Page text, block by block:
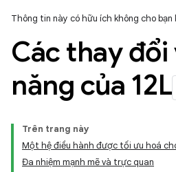
Thông tin này có hữu ích không cho bạn
Các thay
năng của 12L
Trên trang này
Một hệ điều hành được tối ưu hoá
Đa nhiệm mạnh mẽ và trực quan